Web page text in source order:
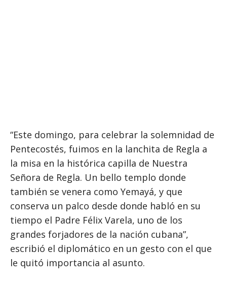
“Este domingo, para celebrar la solemnidad de
Pentecostés, fuimos en la lanchita de Regla a
la misa en la histórica capilla de Nuestra
Señora de Regla. Un bello templo donde
también se venera como Yemayá, y que
conserva un palco desde donde habló en su
tiempo el Padre Félix Varela, uno de los
grandes forjadores de la nación cubana”,
escribió el diplomático en un gesto con el que
le quitó importancia al asunto.